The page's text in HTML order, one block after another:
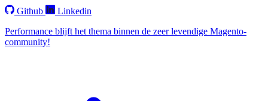
Github
Linkedin
Performance blijft het thema binnen de zeer levendige Magento-
community!